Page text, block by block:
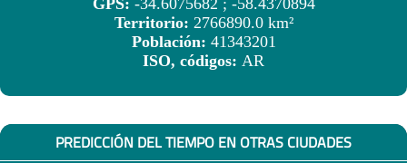
GPS: -34.6075682 ; -58.4370894
Territorio: 2766890.0 km²
Población: 41343201
ISO, códigos: AR
PREDICCIÓN DEL TIEMPO EN OTRAS CIUDADES